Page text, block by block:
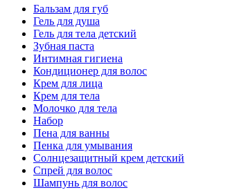
Бальзам для губ
Гель для душа
Гель для тела детский
Зубная паста
Интимная гигиена
Кондиционер для волос
Крем для лица
Крем для тела
Молочко для тела
Набор
Пена для ванны
Пенка для умывания
Солнцезащитный крем детский
Спрей для волос
Шампунь для волос